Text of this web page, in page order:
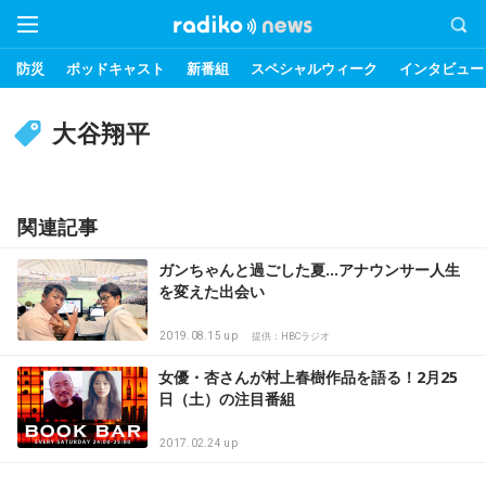
防災 ポッドキャスト 新番組 スペシャルウィーク インタビュー
大谷翔平
関連記事
ガンちゃんと過ごした夏…アナウンサー人生
を変えた出会い
2019.08.15 up 提供：HBCラジオ
女優・杏さんが村上春樹作品を語る！2月25
日（土）の注目番組
2017.02.24 up